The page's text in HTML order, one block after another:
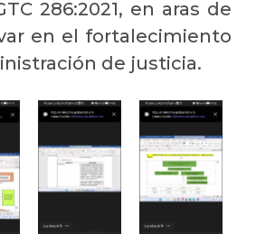
286:2021, en aras de
en el fortalecimiento
de justicia.